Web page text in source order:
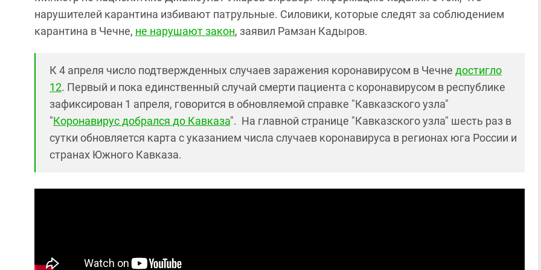
нарушителей карантина избивают патрульные. Силовики, которые следят за соблюдением
карантина в Чечне, не нарушают закон, заявил Рамзан Кадыров.
К 4 апреля число подтвержденных случаев заражения коронавирусом в Чечне достигло
12. Первый и пока единственный случай смерти пациента с коронавирусом в республике
зафиксирован 1 апреля, говорится в обновляемой справке "Кавказского узла"
"Коронавирус добрался до Кавказа". На главной странице "Кавказского узла" шесть раз в
сутки обновляется карта с указанием числа случаев коронавируса в регионах юга России и
странах Южного Кавказа.